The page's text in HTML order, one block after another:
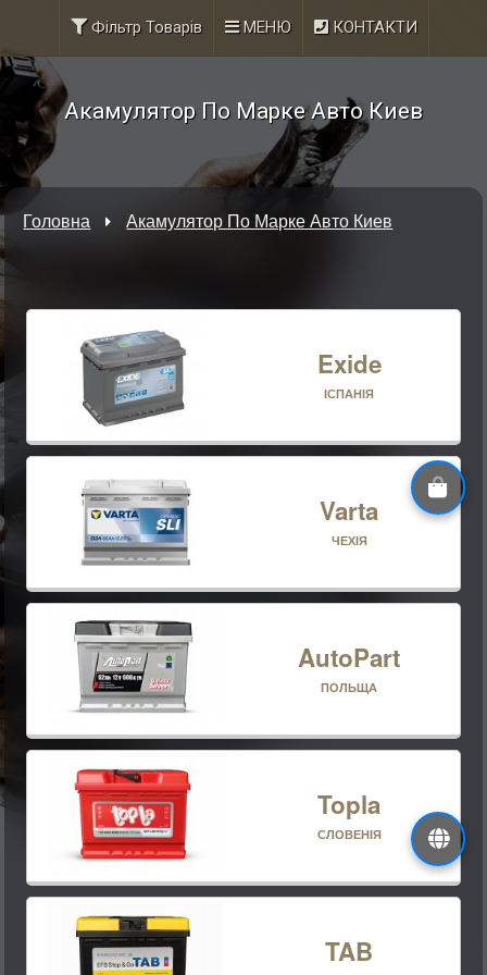
Фільтр Товарів МЕНЮ КОНТАКТИ
Акамулятор По Марке Авто Киев
Головна Акамулятор По Марке Авто Киев
Exide
ІСПАНІЯ
Varta
ЧЕХІЯ
AutoPart
ПОЛЬЩА
Topla
СЛОВЕНІЯ
TAB